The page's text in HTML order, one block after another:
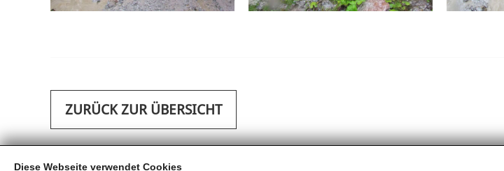
Diese Webseite verwendet Cookies
ZURÜCK ZUR ÜBERSICHT